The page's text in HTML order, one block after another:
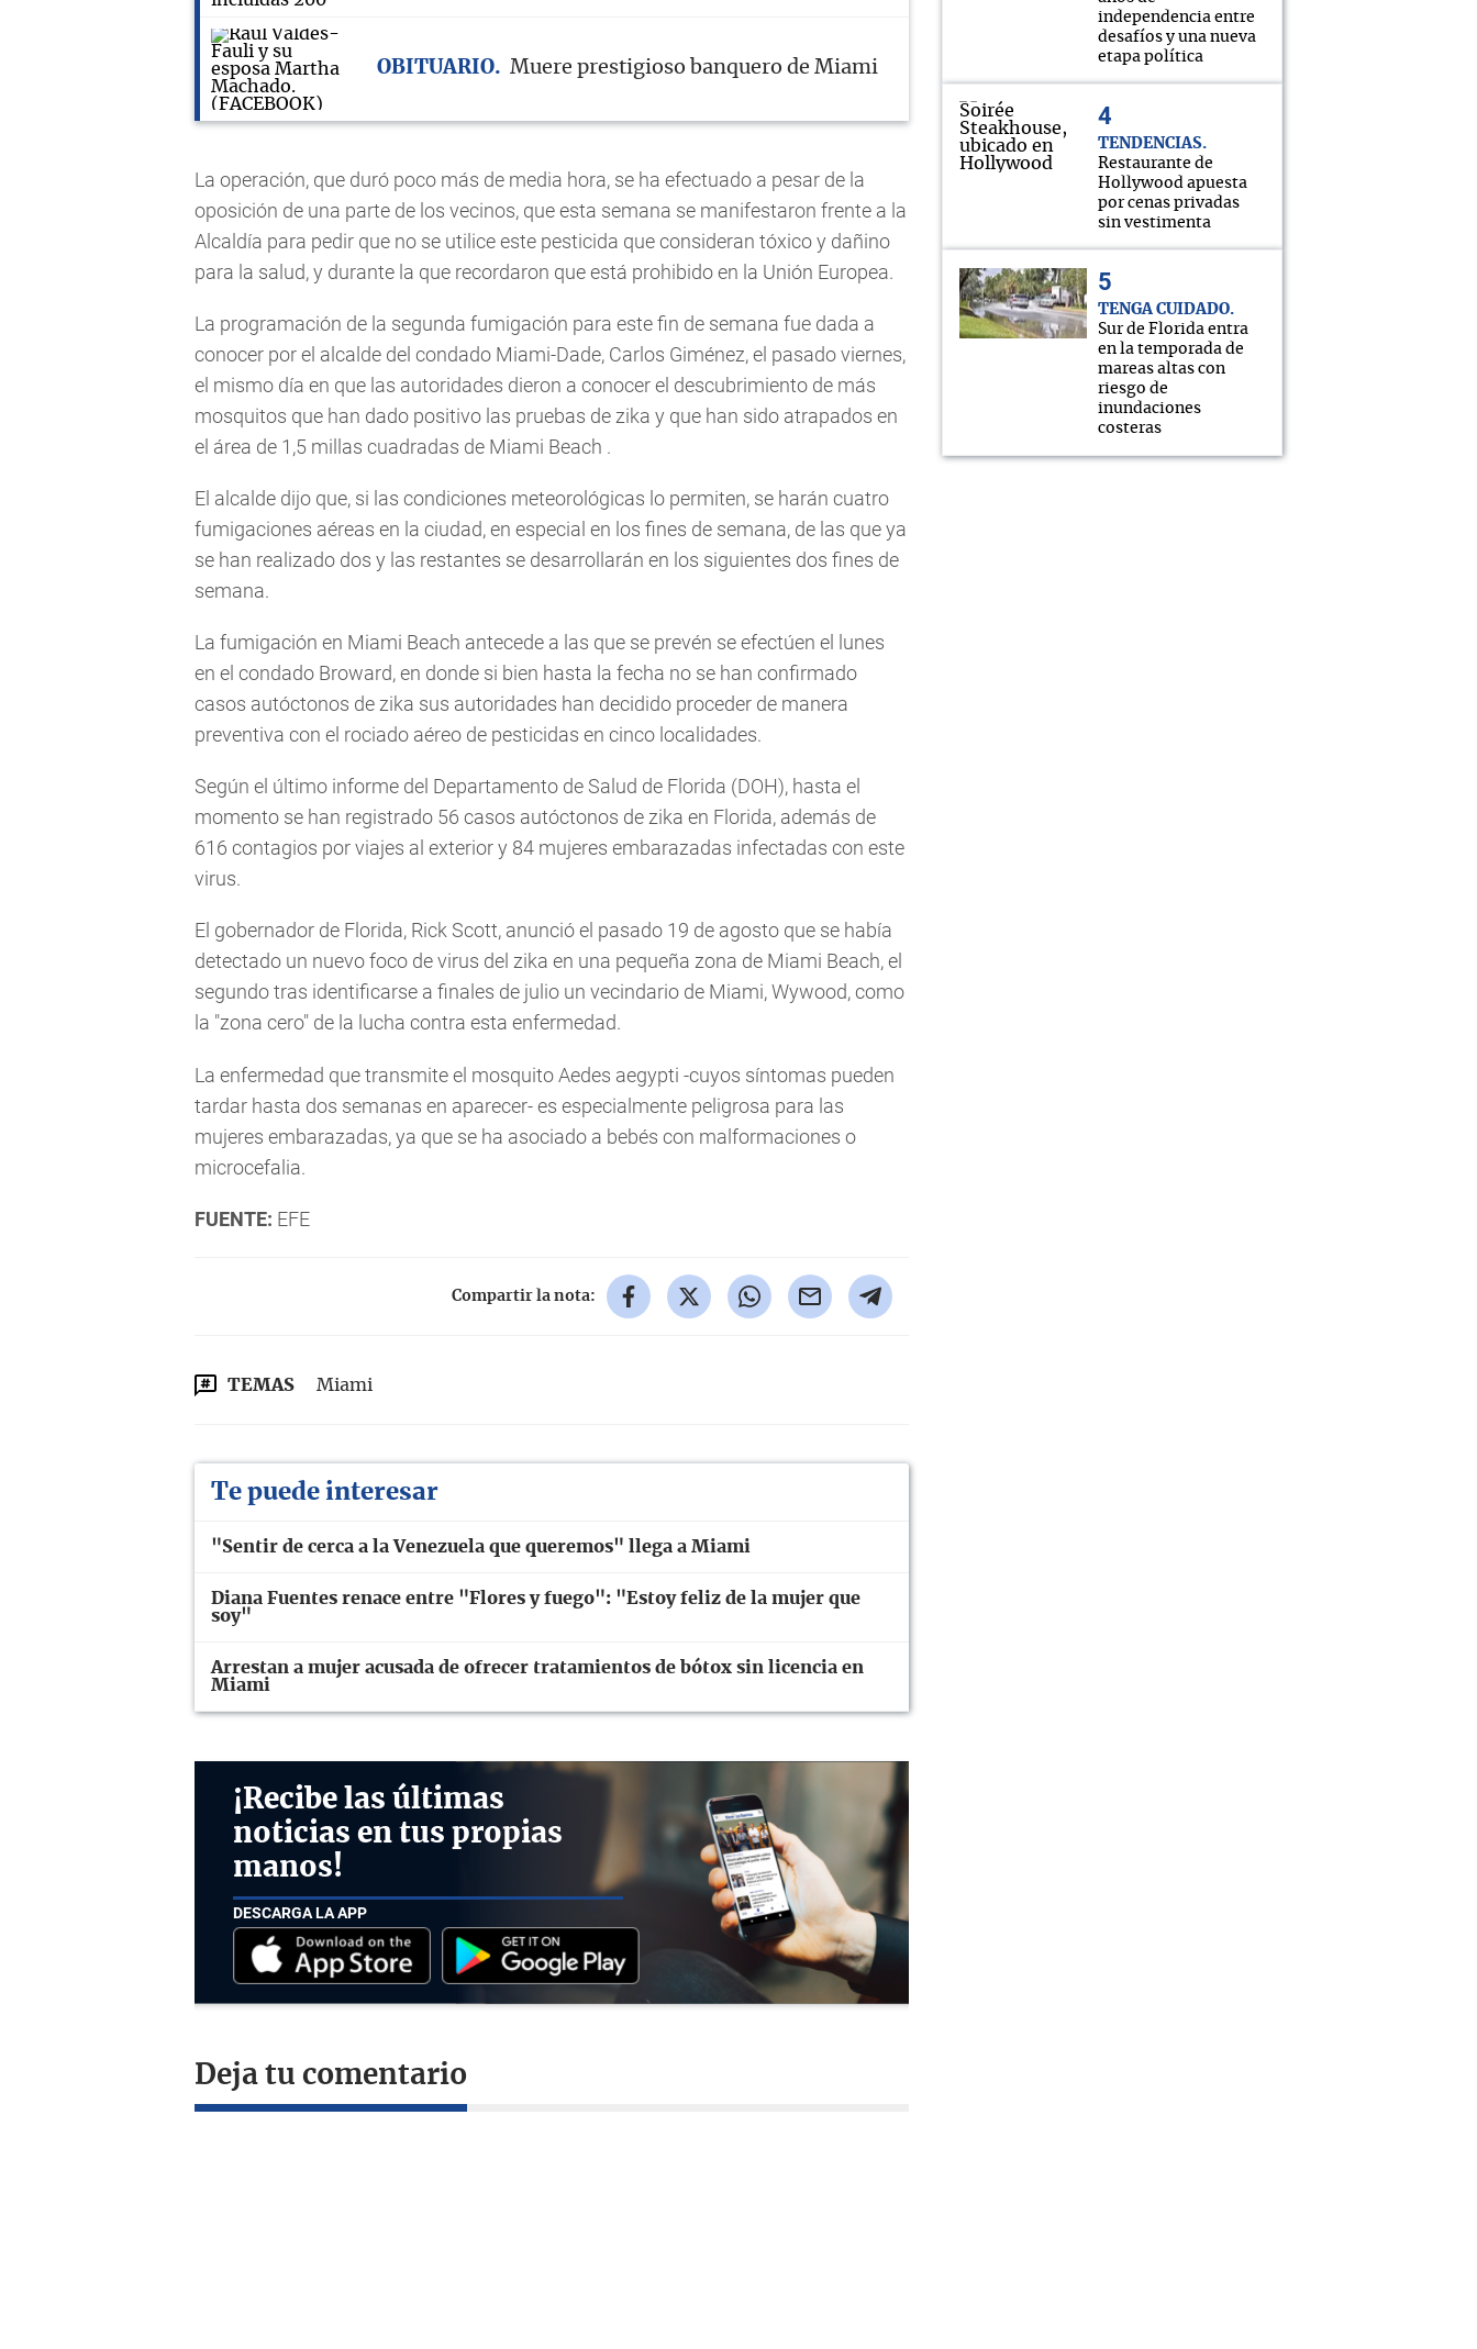
OBITUARIO Muere prestigioso banquero de Miami
La operación, que duró poco más de media hora, se ha efectuado a pesar de la
oposición de una parte de los vecinos, que esta semana se manifestaron frente a la
Alcaldía para pedir que no se utilice este pesticida que consideran tóxico y dañino
para la salud, y durante la que recordaron que está prohibido en la Unión Europea.
La programación de la segunda fumigación para este fin de semana fue dada a
conocer por el alcalde del condado Miami-Dade, Carlos Giménez, el pasado viernes,
el mismo día en que las autoridades dieron a conocer el descubrimiento de más
mosquitos que han dado positivo las pruebas de zika y que han sido atrapados en
el área de 1,5 millas cuadradas de Miami Beach .
El alcalde dijo que, si las condiciones meteorológicas lo permiten, se harán cuatro
fumigaciones aéreas en la ciudad, en especial en los fines de semana, de las que ya
se han realizado dos y las restantes se desarrollarán en los siguientes dos fines de
semana.
La fumigación en Miami Beach antecede a las que se prevén se efectúen el lunes
en el condado Broward, en donde si bien hasta la fecha no se han confirmado
casos autóctonos de zika sus autoridades han decidido proceder de manera
preventiva con el rociado aéreo de pesticidas en cinco localidades.
Según el último informe del Departamento de Salud de Florida (DOH), hasta el
momento se han registrado 56 casos autóctonos de zika en Florida, además de
616 contagios por viajes al exterior y 84 mujeres embarazadas infectadas con este
virus.
El gobernador de Florida, Rick Scott, anunció el pasado 19 de agosto que se había
detectado un nuevo foco de virus del zika en una pequeña zona de Miami Beach, el
segundo tras identificarse a finales de julio un vecindario de Miami, Wywood, como
la "zona cero" de la lucha contra esta enfermedad.
La enfermedad que transmite el mosquito Aedes aegypti -cuyos síntomas pueden
tardar hasta dos semanas en aparecer- es especialmente peligrosa para las
mujeres embarazadas, ya que se ha asociado a bebés con malformaciones o
microcefalia.
FUENTE: EFE
Compartir la nota:
TEMAS Miami
Te puede interesar
"Sentir de cerca a la Venezuela que queremos" llega a Miami
Diana Fuentes renace entre "Flores y fuego": "Estoy feliz de la mujer que
soy"
Arrestan a mujer acusada de ofrecer tratamientos de bótox sin licencia en
Miami
¡Recibe las últimas
noticias en tus propias
manos!
DESCARGA LA APP
Deja tu comentario
independencia entre
desafíos y una nueva
etapa política
TENDENCIAS
Restaurante de
Hollywood apuesta
por cenas privadas
sin vestimenta
TENGA CUIDADO
Sur de Florida entra
en la temporada de
mareas altas con
riesgo de
inundaciones
costeras